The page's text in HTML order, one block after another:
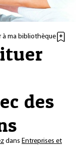
à ma bibliothèque
des
dans Entreprises et